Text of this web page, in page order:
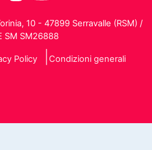
10 - 47899 Serravalle (RSM) /
SM SM26888
Policy Condizioni generali